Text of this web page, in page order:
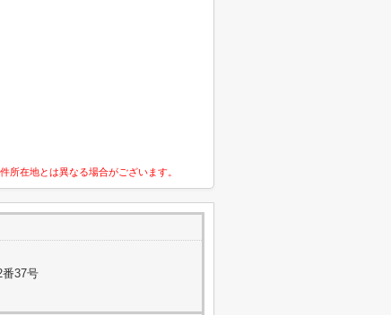
在地とは異なる場合がございます。
37号